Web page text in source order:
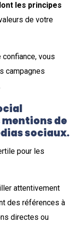
les principes
de votre
vous
campagnes
de
sociaux.
pour les
attentivement
des références à
directes ou